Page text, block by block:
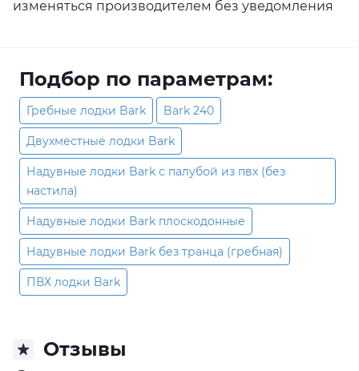
изменяться производителем без уведомления
Подбор по параметрам:
Гребные лодки Bark Bark 240
Двухместные лодки Bark
Надувные лодки Bark с палубой из пвх (без
настила)
Надувные лодки Bark плоскодонные
Надувные лодки Bark без транца (гребная)
ПВХ лодки Bark
Отзывы